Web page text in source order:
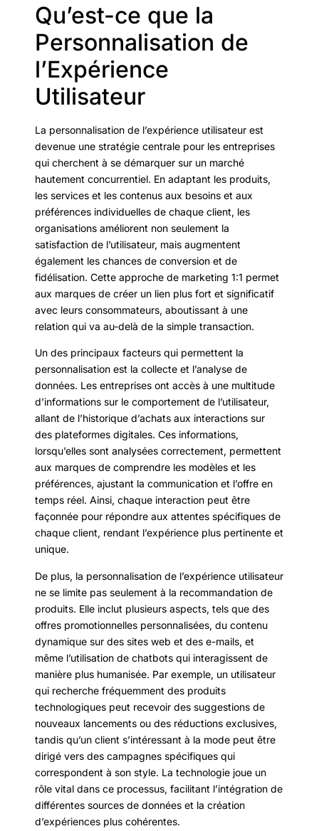
Qu’est-ce que la
Personnalisation de
l’Expérience
Utilisateur
La personnalisation de l’expérience utilisateur est
devenue une stratégie centrale pour les entreprises
qui cherchent à se démarquer sur un marché
hautement concurrentiel. En adaptant les produits,
les services et les contenus aux besoins et aux
préférences individuelles de chaque client, les
organisations améliorent non seulement la
satisfaction de l’utilisateur, mais augmentent
également les chances de conversion et de
fidélisation. Cette approche de marketing 1:1 permet
aux marques de créer un lien plus fort et significatif
avec leurs consommateurs, aboutissant à une
relation qui va au-delà de la simple transaction.
Un des principaux facteurs qui permettent la
personnalisation est la collecte et l’analyse de
données. Les entreprises ont accès à une multitude
d’informations sur le comportement de l’utilisateur,
allant de l’historique d’achats aux interactions sur
des plateformes digitales. Ces informations,
lorsqu’elles sont analysées correctement, permettent
aux marques de comprendre les modèles et les
préférences, ajustant la communication et l’offre en
temps réel. Ainsi, chaque interaction peut être
façonnée pour répondre aux attentes spécifiques de
chaque client, rendant l’expérience plus pertinente et
unique.
De plus, la personnalisation de l’expérience utilisateur
ne se limite pas seulement à la recommandation de
produits. Elle inclut plusieurs aspects, tels que des
offres promotionnelles personnalisées, du contenu
dynamique sur des sites web et des e-mails, et
même l’utilisation de chatbots qui interagissent de
manière plus humanisée. Par exemple, un utilisateur
qui recherche fréquemment des produits
technologiques peut recevoir des suggestions de
nouveaux lancements ou des réductions exclusives,
tandis qu’un client s’intéressant à la mode peut être
dirigé vers des campagnes spécifiques qui
correspondent à son style. La technologie joue un
rôle vital dans ce processus, facilitant l’intégration de
différentes sources de données et la création
d’expériences plus cohérentes.